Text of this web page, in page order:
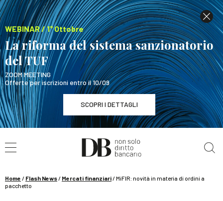
WEBINAR / 1° Ottobre
La riforma del sistema sanzionatorio
del TUF
ZOOM MEETING
Offerte per iscrizioni entro il 10/09
SCOPRI I DETTAGLI
WEBINAR / 1° Ottobre
La riforma del sistema sanzionatorio del TUF
Home / Flash News/ Mercati finanziari/MiFIR: novità in materia di ordini a
pacchetto